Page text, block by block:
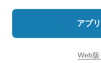
アプ
Web版
©NIFTY